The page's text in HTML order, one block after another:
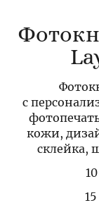
с
кожи,
склейка,